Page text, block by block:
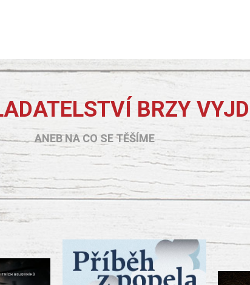
BRZY
ANEB NA CO SE TĚŠÍME